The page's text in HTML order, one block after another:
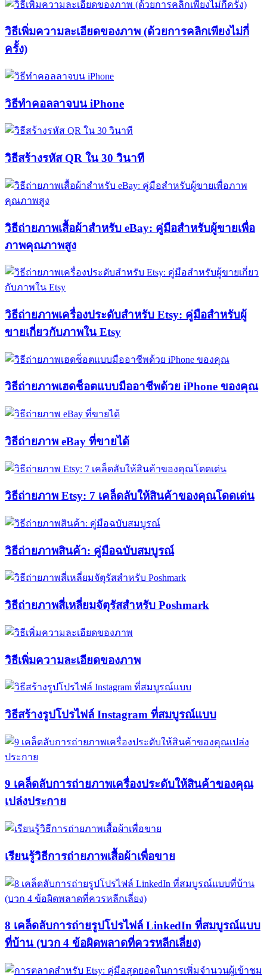
วิธีเพิ่มความละเอียดของภาพ (ด้วยการคลิกเพียงไม่กี่
ครั้ง)
วิธีทำคอลลาจบน iPhone
วิธีสร้างรหัส QR ใน 30 วินาที
วิธีถ่ายภาพเสื้อผ้าสำหรับ eBay: คู่มือสำหรับผู้ขายเพื่อ
ภาพคุณภาพสูง
วิธีถ่ายภาพเครื่องประดับสำหรับ Etsy: คู่มือสำหรับผู้
ขายเกี่ยวกับภาพใน Etsy
วิธีถ่ายภาพเฮดช็อตแบบมืออาชีพด้วย iPhone ของคุณ
วิธีถ่ายภาพ eBay ที่ขายได้
วิธีถ่ายภาพ Etsy: 7 เคล็ดลับให้สินค้าของคุณโดดเด่น
วิธีถ่ายภาพสินค้า: คู่มือฉบับสมบูรณ์
วิธีถ่ายภาพสี่เหลี่ยมจัตุรัสสำหรับ Poshmark
วิธีเพิ่มความละเอียดของภาพ
วิธีสร้างรูปโปรไฟล์ Instagram ที่สมบูรณ์แบบ
9 เคล็ดลับการถ่ายภาพเครื่องประดับให้สินค้าของคุณ
เปล่งประกาย
เรียนรู้วิธีการถ่ายภาพเสื้อผ้าเพื่อขาย
8 เคล็ดลับการถ่ายรูปโปรไฟล์ LinkedIn ที่สมบูรณ์แบบ
ที่บ้าน (บวก 4 ข้อผิดพลาดที่ควรหลีกเลี่ยง)